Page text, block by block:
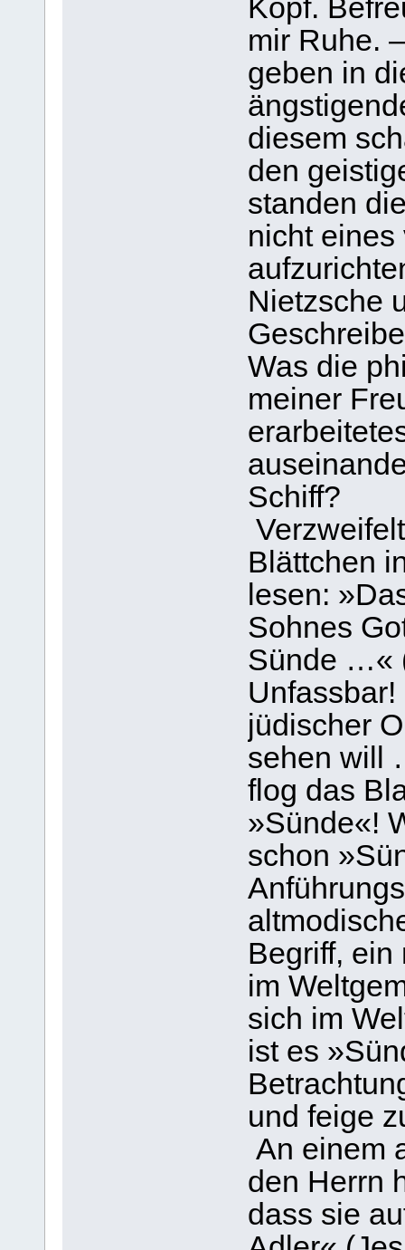
Kopf.
mir Ruhe.
geben in
diesem
den
standen
nicht
Nietzsche
Was die
meiner
Schiff?
Blättchen
lesen:
Sohnes
Sünde …«
jüdischer
sehen will
flog das
»Sünde«!
schon
Begriff,
im
sich im
ist es
und feige
An einem
den Herrn
dass sie